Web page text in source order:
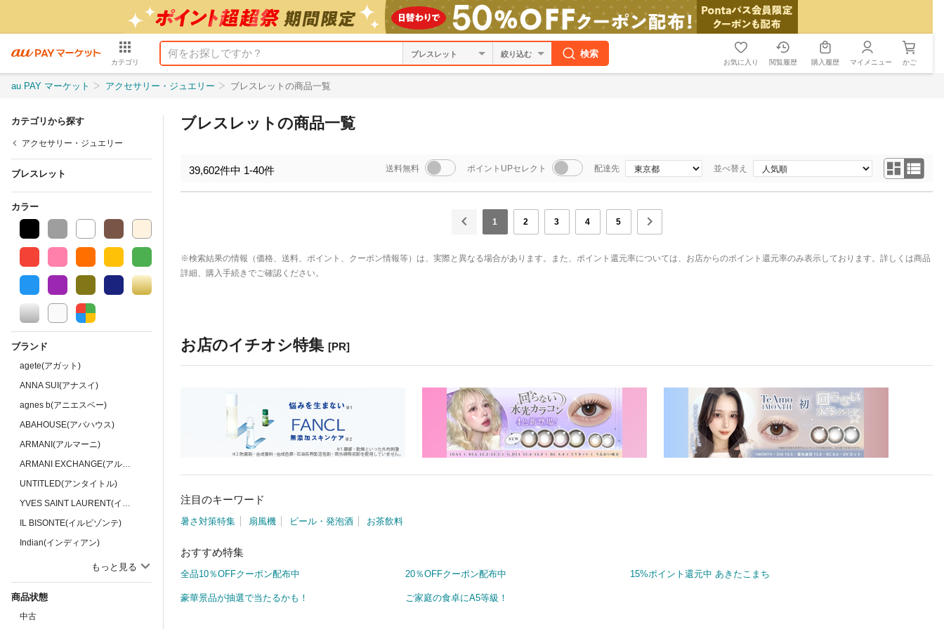
カテゴリ
絞り込む 検索
お気に入り 閲覧履歴 購入履歴 マイメニュー かご
au PAY マーケット アクセサリー・ジュエリー ブレスレットの商品一覧
カテゴリから探す
アクセサリー・ジュエリー
ブレスレット
カラー
ブランド
agete(アガット)
ANNA SUI(アナスイ)
agnes b(アニエスベー)
ABAHOUSE(アバハウス)
ARMANI(アルマーニ)
ARMANI EXCHANGE(アルマーニエクスチェン…
UNTITLED(アンタイトル)
YVES SAINT LAURENT(イヴ・サンローラン)
IL BISONTE(イルビゾンテ)
Indian(インディアン)
Vendome Aoyama(ヴァンドーム青山)
Vivienne Westwood(ヴィヴィアン・ウエス…
Versace(ヴェルサーチ)
ELLE(エル)
もっと見る
商品状態
中古
ブレスレットの商品一覧
39,602件中 1-40件 送料無料 ポイントUPセレクト 配達先 並べ替え
1 2 3 4 5
※検索結果の情報（価格、送料、ポイント、クーポン情報等）は、実際と異なる場合があります。また、ポイント還元率については、お店からのポイント還元率のみ表示しております。詳しくは商品
詳細、購入手続きでご確認ください。
お店のイチオシ特集 [PR]
注目のキーワード
暑さ対策特集 扇風機 ビール・発泡酒 お茶飲料
おすすめ特集
全品10％OFFクーポン配布中 20％OFFクーポン配布中 15%ポイント還元中 あきたこまち
豪華景品が抽選で当たるかも！ ご家庭の食卓にA5等級！